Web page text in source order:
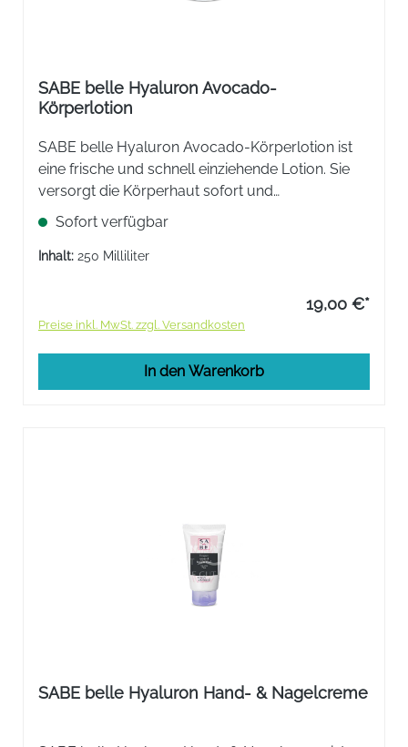
SABE belle Hyaluron Avocado-
Körperlotion
SABE belle Hyaluron Avocado-Körperlotion ist
eine frische und schnell einziehende Lotion. Sie
versorgt die Körperhaut sofort und
langanhaltend mit Feuchtigkeit.
Sofort verfügbar
Inhalt: 250 Milliliter
19,00 €*
Preise inkl. MwSt. zzgl. Versandkosten
In den Warenkorb
SABE belle Hyaluron Hand- & Nagelcreme